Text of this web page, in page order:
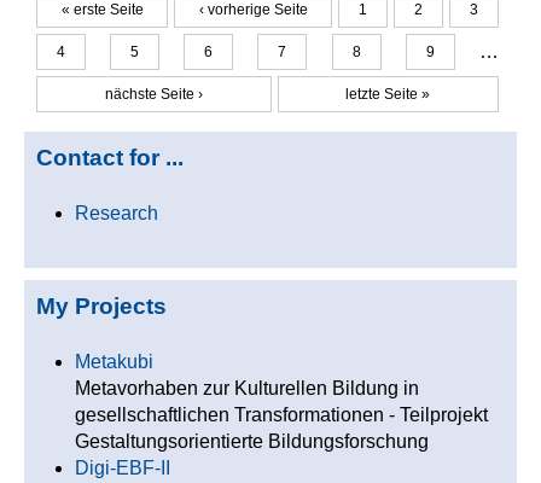
Seiten
« erste Seite ‹ vorherige Seite 1 2 3
4 5 6 7 8 9 …
nächste Seite › letzte Seite »
Contact for ...
Research
My Projects
Metakubi
Metavorhaben zur Kulturellen Bildung in
gesellschaftlichen Transformationen - Teilprojekt
Gestaltungsorientierte Bildungsforschung
Digi-EBF-II